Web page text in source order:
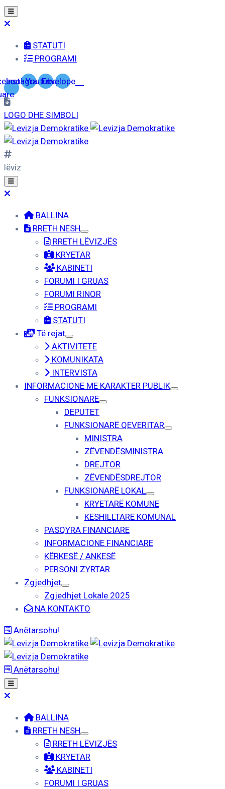
STATUTI
PROGRAMI
Instagram
YoutubeEnvelope
LOGO DHE SIMBOLI
lëviz
BALLINA
RRETH NESH
RRETH LËVIZJËS
KRYETAR
KABINETI
FORUMI I GRUAS
FORUMI RINOR
PROGRAMI
STATUTI
Të rejat
AKTIVITETE
KOMUNIKATA
INTERVISTA
INFORMACIONE ME KARAKTER PUBLIK
FUNKSIONARË
DEPUTET
FUNKSIONARË QEVERITAR
MINISTRA
ZËVENDËSMINISTRA
DREJTOR
ZËVENDËSDREJTOR
FUNKSIONARË LOKAL
KRYETARË KOMUNE
KËSHILLTARË KOMUNAL
PASQYRA FINANCIARE
INFORMACIONE FINANCIARE
KËRKESË / ANKESË
PERSONI ZYRTAR
Zgjedhjet
Zgjedhjet Lokale 2025
NA KONTAKTO
Anëtarsohu!
Anëtarsohu!
BALLINA
RRETH NESH
RRETH LËVIZJËS
KRYETAR
KABINETI
FORUMI I GRUAS